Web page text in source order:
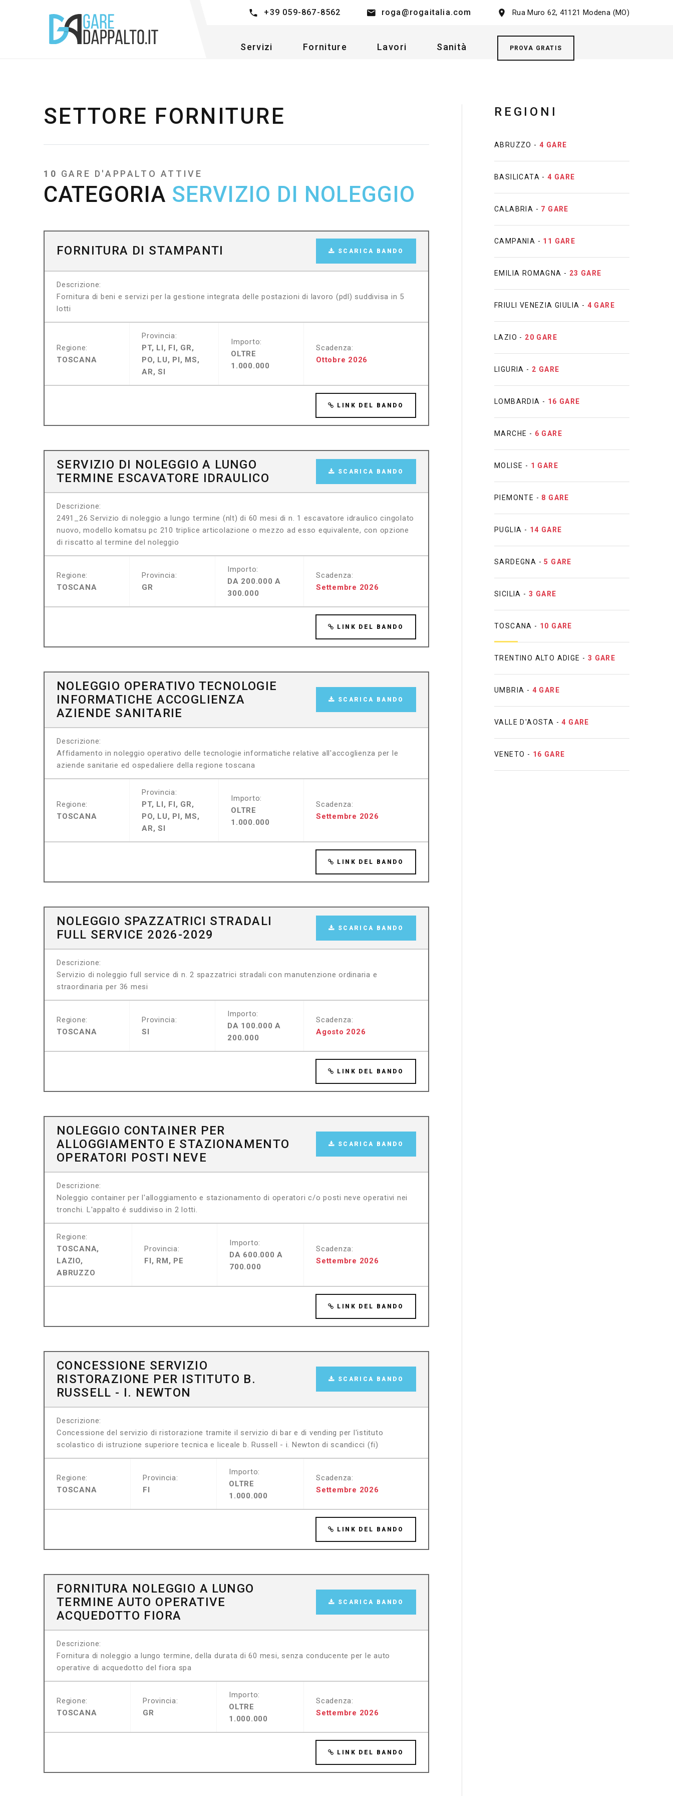
+39 059-867-8562 roga@rogaitalia.com Rua Muro 62, 41121 Modena (MO)
Servizi Forniture Lavori Sanità PROVA GRATIS
SETTORE FORNITURE
10 GARE D'APPALTO ATTIVE
CATEGORIA SERVIZIO DI NOLEGGIO
FORNITURA DI STAMPANTI SCARICA BANDO
Descrizione:
Fornitura di beni e servizi per la gestione integrata delle postazioni di lavoro (pdl) suddivisa in 5
lotti
Regione:
TOSCANA
Provincia:
PT, LI, FI, GR,
PO, LU, PI, MS,
AR, SI
Importo:
OLTRE
1.000.000
Scadenza:
Ottobre 2026
LINK DEL BANDO
SERVIZIO DI NOLEGGIO A LUNGO
TERMINE ESCAVATORE IDRAULICO
SCARICA BANDO
Descrizione:
2491_26 Servizio di noleggio a lungo termine (nlt) di 60 mesi di n. 1 escavatore idraulico cingolato
nuovo, modello komatsu pc 210 triplice articolazione o mezzo ad esso equivalente, con opzione
di riscatto al termine del noleggio
Regione:
TOSCANA
Provincia:
GR
Importo:
DA 200.000 A
300.000
Scadenza:
Settembre 2026
LINK DEL BANDO
NOLEGGIO OPERATIVO TECNOLOGIE
INFORMATICHE ACCOGLIENZA
AZIENDE SANITARIE
SCARICA BANDO
Descrizione:
Affidamento in noleggio operativo delle tecnologie informatiche relative all'accoglienza per le
aziende sanitarie ed ospedaliere della regione toscana
Regione:
TOSCANA
Provincia:
PT, LI, FI, GR,
PO, LU, PI, MS,
AR, SI
Importo:
OLTRE
1.000.000
Scadenza:
Settembre 2026
LINK DEL BANDO
NOLEGGIO SPAZZATRICI STRADALI
FULL SERVICE 2026-2029
SCARICA BANDO
Descrizione:
Servizio di noleggio full service di n. 2 spazzatrici stradali con manutenzione ordinaria e
straordinaria per 36 mesi
Regione:
TOSCANA
Provincia:
SI
Importo:
DA 100.000 A
200.000
Scadenza:
Agosto 2026
LINK DEL BANDO
NOLEGGIO CONTAINER PER
ALLOGGIAMENTO E STAZIONAMENTO
OPERATORI POSTI NEVE
SCARICA BANDO
Descrizione:
Noleggio container per l'alloggiamento e stazionamento di operatori c/o posti neve operativi nei
tronchi. L'appalto é suddiviso in 2 lotti.
Regione:
TOSCANA,
LAZIO,
ABRUZZO
Provincia:
FI, RM, PE
Importo:
DA 600.000 A
700.000
Scadenza:
Settembre 2026
LINK DEL BANDO
CONCESSIONE SERVIZIO
RISTORAZIONE PER ISTITUTO B.
RUSSELL - I. NEWTON
SCARICA BANDO
Descrizione:
Concessione del servizio di ristorazione tramite il servizio di bar e di vending per l'istituto
scolastico di istruzione superiore tecnica e liceale b. Russell - i. Newton di scandicci (fi)
Regione:
TOSCANA
Provincia:
FI
Importo:
OLTRE
1.000.000
Scadenza:
Settembre 2026
LINK DEL BANDO
FORNITURA NOLEGGIO A LUNGO
TERMINE AUTO OPERATIVE
ACQUEDOTTO FIORA
SCARICA BANDO
Descrizione:
Fornitura di noleggio a lungo termine, della durata di 60 mesi, senza conducente per le auto
operative di acquedotto del fiora spa
Regione:
TOSCANA
Provincia:
GR
Importo:
OLTRE
1.000.000
Scadenza:
Settembre 2026
LINK DEL BANDO
REGIONI
ABRUZZO - 4 GARE
BASILICATA -4 GARE
CALABRIA - 7 GARE
CAMPANIA - 11 GARE
EMILIA ROMAGNA - 23 GARE
FRIULI VENEZIA GIULIA - 4 GARE
LAZIO - 20 GARE
LIGURIA - 2 GARE
LOMBARDIA - 16 GARE
MARCHE - 6 GARE
MOLISE - 1 GARE
PIEMONTE - 8 GARE
PUGLIA - 14 GARE
SARDEGNA -5 GARE
SICILIA - 3 GARE
TOSCANA - 10 GARE
TRENTINO ALTO ADIGE - 3 GARE
UMBRIA - 4 GARE
VALLE D'AOSTA -4 GARE
VENETO - 16 GARE